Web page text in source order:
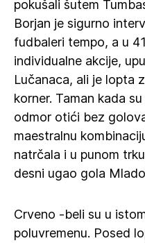
pokušali šutem
Borjan je sigurno
fudbaleri tempo, a u
individualne akcije,
Lučanaca, ali je lopta
korner. Taman kada
odmor otići bez
maestralnu
natrčala i u punom
desni ugao gola
Crveno -beli su u
poluvremenu. Posed